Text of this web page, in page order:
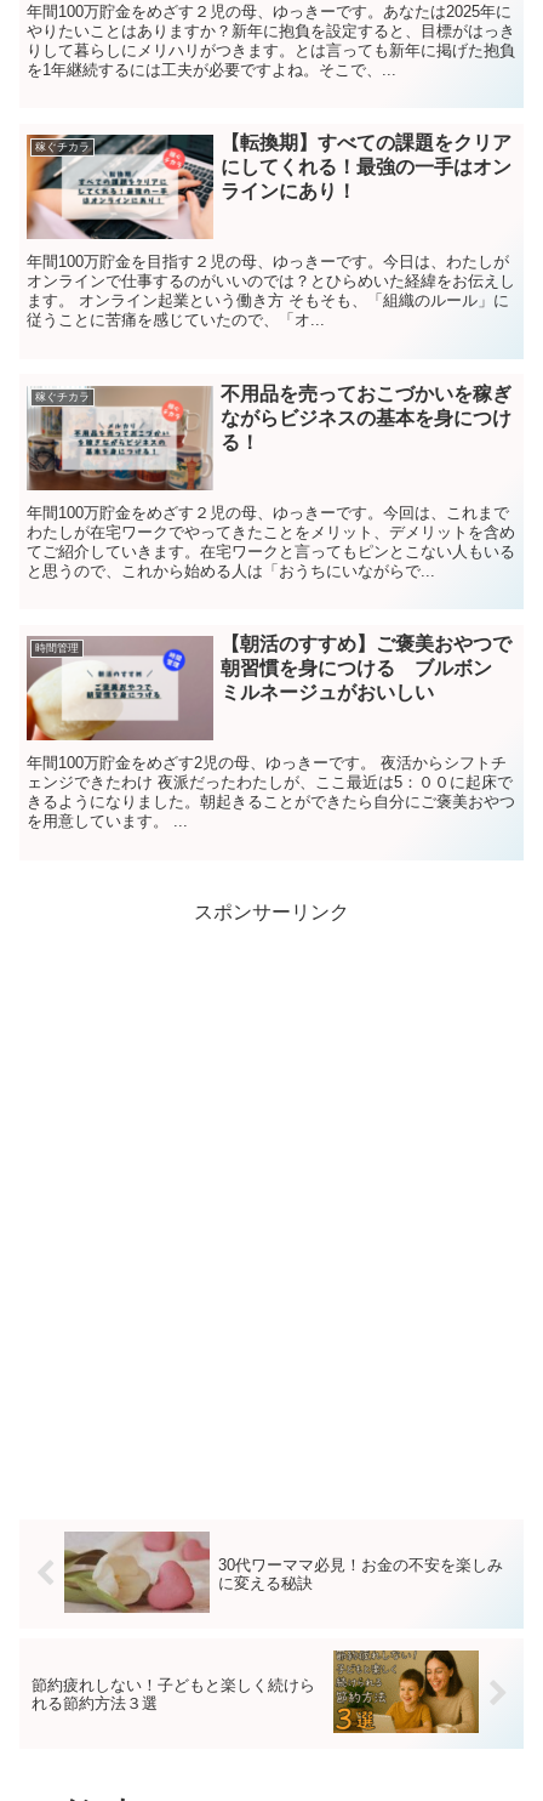
年間100万貯金をめざす２児の母、ゆっきーです。あなたは2025年に
やりたいことはありますか？新年に抱負を設定すると、目標がはっき
りして暮らしにメリハリがつきます。とは言っても新年に掲げた抱負
を1年継続するには工夫が必要ですよね。そこで、...
稼ぐチカラ
【転換期】すべての課題をクリア
にしてくれる！最強の一手はオン
ラインにあり！
年間100万貯金を目指す２児の母、ゆっきーです。今日は、わたしが
オンラインで仕事するのがいいのでは？とひらめいた経緯をお伝えし
ます。 オンライン起業という働き方 そもそも、「組織のルール」に
従うことに苦痛を感じていたので、「オ...
稼ぐチカラ
不用品を売っておこづかいを稼ぎ
ながらビジネスの基本を身につけ
る！
年間100万貯金をめざす２児の母、ゆっきーです。今回は、これまで
わたしが在宅ワークでやってきたことをメリット、デメリットを含め
てご紹介していきます。在宅ワークと言ってもピンとこない人もいる
と思うので、これから始める人は「おうちにいながらで...
時間管理
【朝活のすすめ】ご褒美おやつで
朝習慣を身につける ブルボン
ミルネージュがおいしい
年間100万貯金をめざす2児の母、ゆっきーです。 夜活からシフトチ
ェンジできたわけ 夜派だったわたしが、ここ最近は5：００に起床で
きるようになりました。朝起きることができたら自分にご褒美おやつ
を用意しています。 ...
スポンサーリンク
30代ワーママ必見！お金の不安を楽しみ
に変える秘訣
節約疲れしない！子どもと楽しく続けら
れる節約方法３選